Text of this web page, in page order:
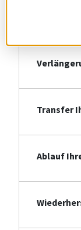
Transfer
Ablauf